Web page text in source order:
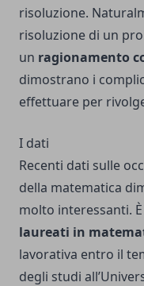
risoluzione.
risoluzione di un
un ragionamento
dimostrano i
effettuare per
I dati
Recenti dati sulle
della matematica
molto interessanti.
laureati in
lavorativa entro il
degli studi